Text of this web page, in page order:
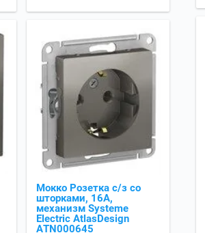
Мокко Розетка с/з со
шторками, 16А,
механизм Systeme
Electric AtlasDesign
ATN000645